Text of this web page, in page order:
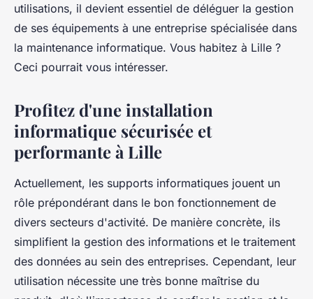
utilisations, il devient essentiel de déléguer la gestion
de ses équipements à une entreprise spécialisée dans
la maintenance informatique. Vous habitez à Lille ?
Ceci pourrait vous intéresser.
Profitez d'une installation
informatique sécurisée et
performante à Lille
Actuellement, les supports informatiques jouent un
rôle prépondérant dans le bon fonctionnement de
divers secteurs d'activité. De manière concrète, ils
simplifient la gestion des informations et le traitement
des données au sein des entreprises. Cependant, leur
utilisation nécessite une très bonne maîtrise du